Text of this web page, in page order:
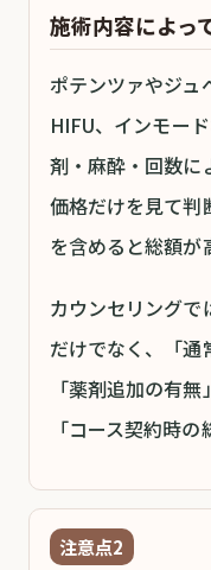
施術内容によっ
ポテンツァやジュ
HIFU、インモー
剤・麻酔・回数に
価格だけを見て判
を含めると総額が
カウンセリングで
だけでなく、「通
「薬剤追加の有
「コース契約時
注意点2